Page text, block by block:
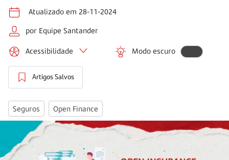
Atualizado em 28-11-2024
por Equipe Santander
Acessibilidade Modo escuro
Artigos Salvos
Seguros Open Finance